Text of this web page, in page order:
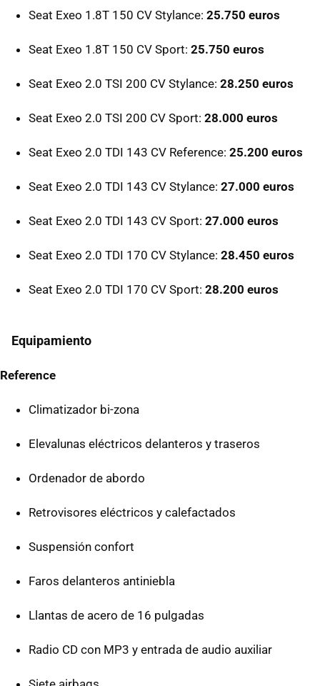
Seat Exeo 1.8T 150 CV Stylance: 25.750 euros
Seat Exeo 1.8T 150 CV Sport: 25.750 euros
Seat Exeo 2.0 TSI 200 CV Stylance: 28.250 euros
Seat Exeo 2.0 TSI 200 CV Sport: 28.000 euros
Seat Exeo 2.0 TDI 143 CV Reference: 25.200 euros
Seat Exeo 2.0 TDI 143 CV Stylance: 27.000 euros
Seat Exeo 2.0 TDI 143 CV Sport: 27.000 euros
Seat Exeo 2.0 TDI 170 CV Stylance: 28.450 euros
Seat Exeo 2.0 TDI 170 CV Sport: 28.200 euros
Equipamiento
Reference
Climatizador bi-zona
Elevalunas eléctricos delanteros y traseros
Ordenador de abordo
Retrovisores eléctricos y calefactados
Suspensión confort
Faros delanteros antiniebla
Llantas de acero de 16 pulgadas
Radio CD con MP3 y entrada de audio auxiliar